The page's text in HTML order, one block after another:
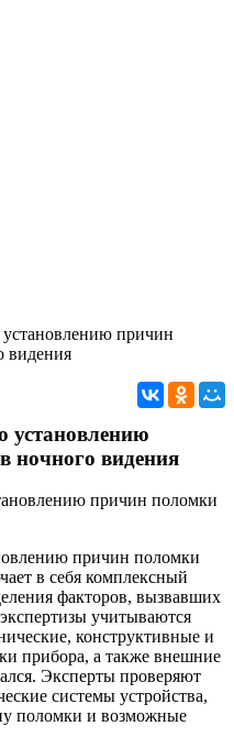
причин
видения
установлению
ночного видения
причин поломки
в себя комплексный
факторов, вызвавших
учитываются
конструктивные и
прибора, а также внешние
Эксперты проверяют
системы устройства,
поломки и возможные